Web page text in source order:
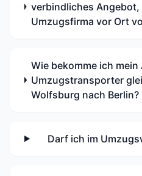
verbindliches
Umzugsfirma vor Ort
Wie bekomme ich
Umzugstransporter
Wolfsburg nach Berlin?
Darf ich im